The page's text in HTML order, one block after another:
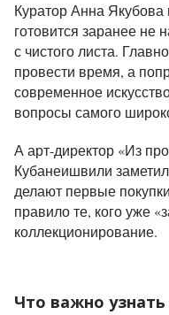
Куратор Анна
готовится заранее не
с чистого листа.
провести время, а
современное
вопросы самого
А арт-директор «Из
Кубанеишвили
делают первые
правило те, кого уже
коллекционирование.
Что важно